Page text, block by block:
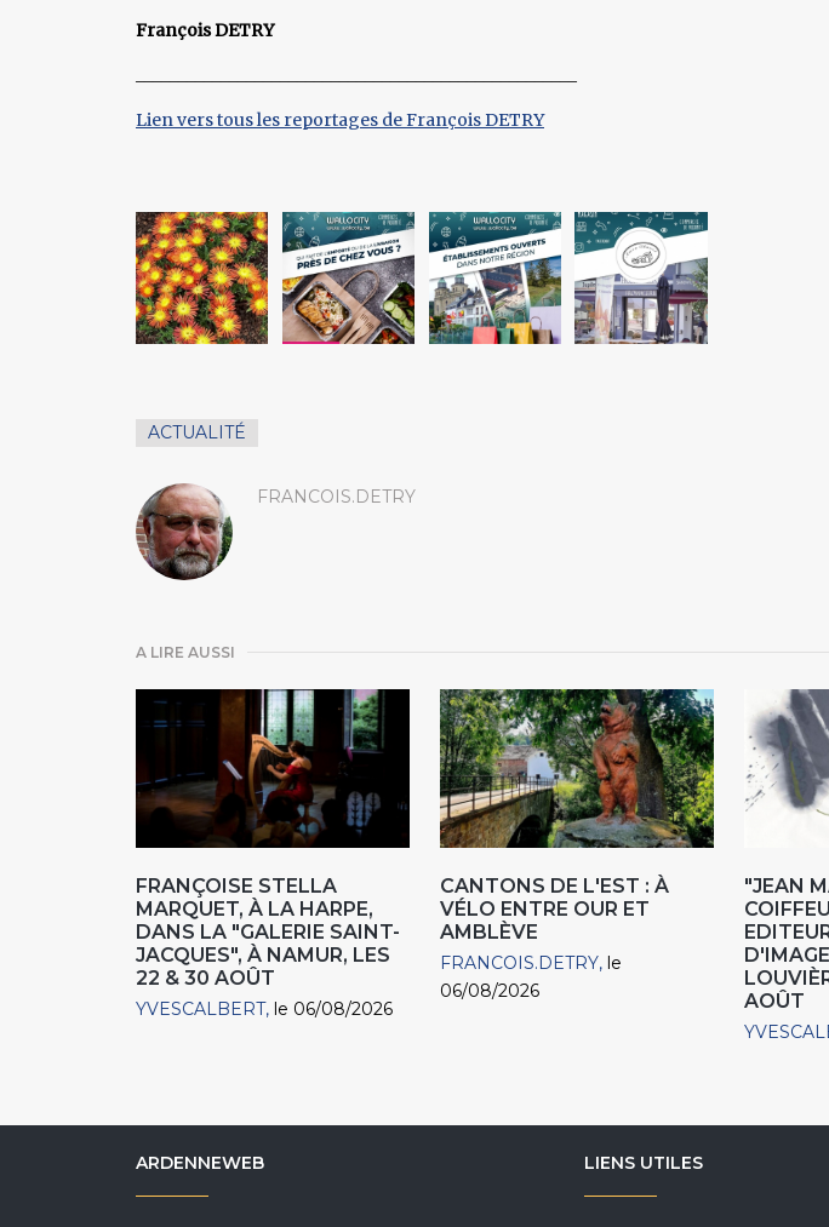
François DETRY
Lien vers tous les reportages de François DETRY
ACTUALITÉ
FRANCOIS.DETRY
A LIRE AUSSI
FRANÇOISE STELLA
MARQUET, À LA HARPE,
DANS LA "GALERIE SAINT-
JACQUES", À NAMUR, LES
22 & 30 AOÛT
YVESCALBERT le 06/08/2026
CANTONS DE L'EST : À
VÉLO ENTRE OUR ET
AMBLÈVE
FRANCOIS.DETRY le
06/08/2026
"JEAN
AOÛT
ARDENNEWEB LIENS UTILES